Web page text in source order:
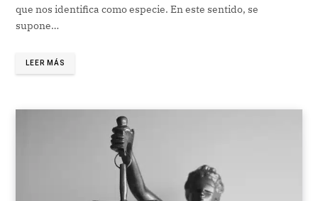
que nos identifica como especie. En este sentido, se
supone…
LEER MÁS